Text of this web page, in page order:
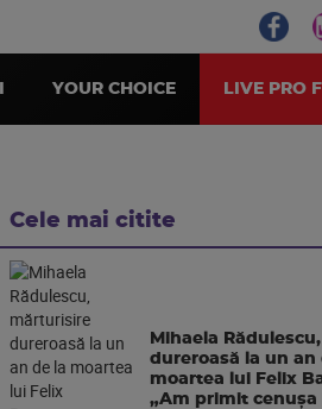
YOUR CHOICE LIVE PRO
Cele mai citite
Mihaela
dureroasă la un an
moartea lui Felix
„Am primit cenușa